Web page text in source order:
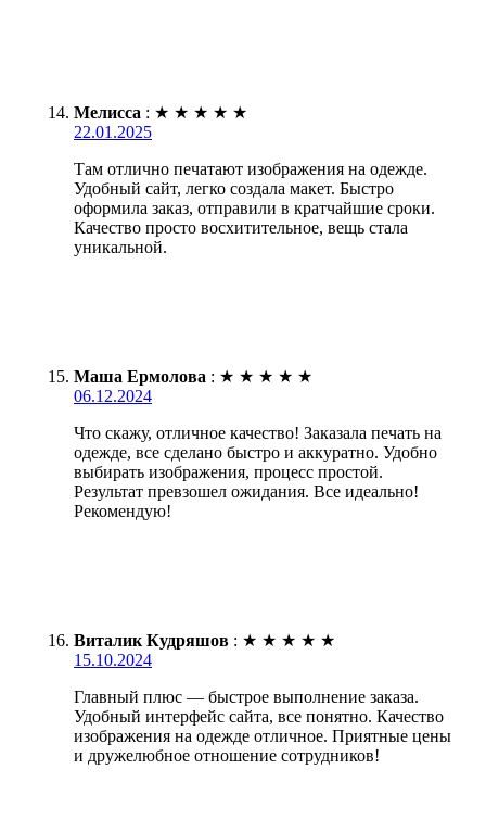
Мелисса : ★ ★ ★ ★ ★
22.01.2025
Там отлично печатают изображения на одежде.
Удобный сайт, легко создала макет. Быстро
оформила заказ, отправили в кратчайшие сроки.
Качество просто восхитительное, вещь стала
уникальной.
Маша Ермолова : ★ ★ ★ ★ ★
06.12.2024
Что скажу, отличное качество! Заказала печать на
одежде, все сделано быстро и аккуратно. Удобно
выбирать изображения, процесс простой.
Результат превзошел ожидания. Все идеально!
Рекомендую!
Виталик Кудряшов : ★ ★ ★ ★ ★
15.10.2024
Главный плюс — быстрое выполнение заказа.
Удобный интерфейс сайта, все понятно. Качество
изображения на одежде отличное. Приятные цены
и дружелюбное отношение сотрудников!